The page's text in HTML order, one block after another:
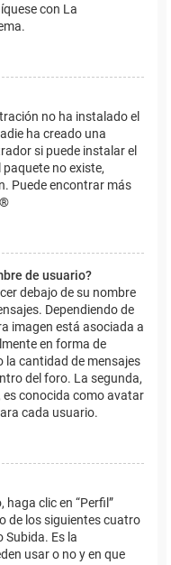
con La
no ha instalado el
ha creado una
si puede instalar el
no existe,
Puede encontrar más
®
de usuario?
debajo de su nombre
Dependiendo de
imagen está asociada a
en forma de
la cantidad de mensajes
del foro. La segunda,
conocida como avatar
cada usuario.
haga clic en “Perfil”
de los siguientes cuatro
Subida. Es la
usar o no y en que